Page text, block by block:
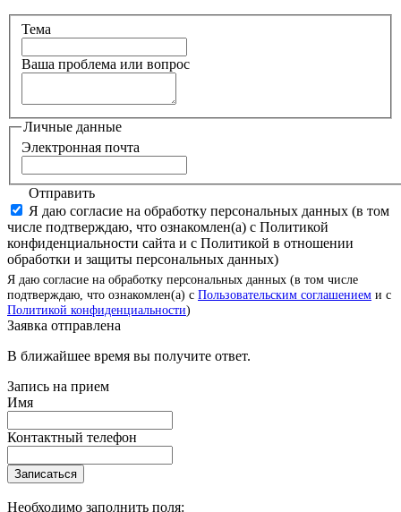
Тема
Ваша проблема или вопрос
Личные данные
Электронная почта
Отправить
Я даю согласие на обработку персональных данных (в том
числе подтверждаю, что ознакомлен(а) с Политикой
конфиденциальности сайта и с Политикой в отношении
обработки и защиты персональных данных)
Я даю согласие на обработку персональных данных (в том числе
подтверждаю, что ознакомлен(а) с Пользовательским соглашением и с
Политикой конфиденциальности)
Заявка отправлена
В ближайшее время вы получите ответ.
Запись на прием
Имя
Контактный телефон
Записаться
Необходимо заполнить поля: